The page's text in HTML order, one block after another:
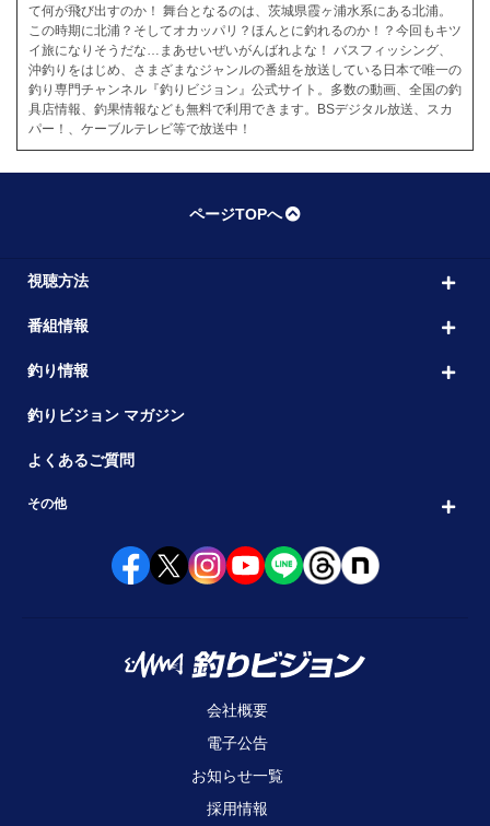
て何が飛び出すのか！ 舞台となるのは、茨城県霞ヶ浦水系にある北浦。
この時期に北浦？そしてオカッパリ？ほんとに釣れるのか！？今回もキツ
イ旅になりそうだな…まあせいぜいがんばれよな！ バスフィッシング、
沖釣りをはじめ、さまざまなジャンルの番組を放送している日本で唯一の
釣り専門チャンネル『釣りビジョン』公式サイト。多数の動画、全国の釣
具店情報、釣果情報なども無料で利用できます。BSデジタル放送、スカ
パー！、ケーブルテレビ等で放送中！
ページTOPへ
視聴方法
番組情報
釣り情報
釣りビジョン マガジン
よくあるご質問
その他
会社概要
電子公告
お知らせ一覧
採用情報